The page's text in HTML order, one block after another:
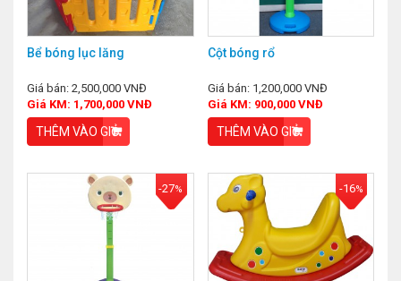
Bể bóng lục lăng
Giá bán: 2,500,000 VNĐ
Giá KM: 1,700,000 VNĐ
THÊM VÀO GIỎ
Cột bóng rổ
Giá bán: 1,200,000 VNĐ
Giá KM: 900,000 VNĐ
THÊM VÀO GIỎ
-27% -16%